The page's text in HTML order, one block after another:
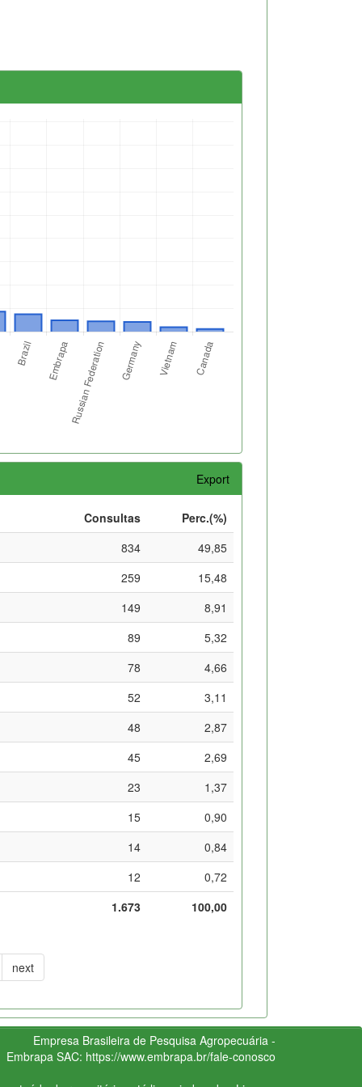
Export
Consultas
Perc.(%)
834
49,85
259
15,48
149
8,91
89
5,32
78
4,66
52
3,11
48
2,87
45
2,69
23
1,37
15
0,90
14
0,84
12
0,72
1.673
100,00
next
Empresa Brasileira de Pesquisa Agropecuária -
Embrapa SAC: https://www.embrapa.br/fale-conosco